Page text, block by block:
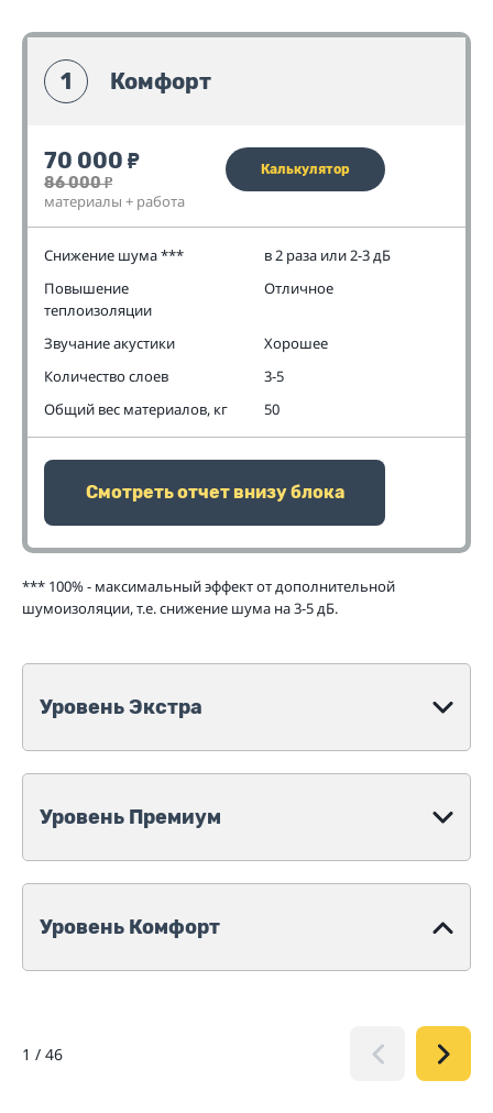
1 Комфорт
70 000 ₽
86 000₽
материалы + работа
Калькулятор
Снижение шума ***
в 2 раза или 2-3 дБ
Повышение
теплоизоляции
Отличное
Звучание акустики
Хорошее
Количество слоев
3-5
Общий вес материалов, кг
50
Смотреть отчет внизу блока
*** 100% - максимальный эффект от дополнительной
шумоизоляции, т.е. снижение шума на 3-5 дБ.
Уровень Экстра
Уровень Премиум
Уровень Комфорт
1 / 46